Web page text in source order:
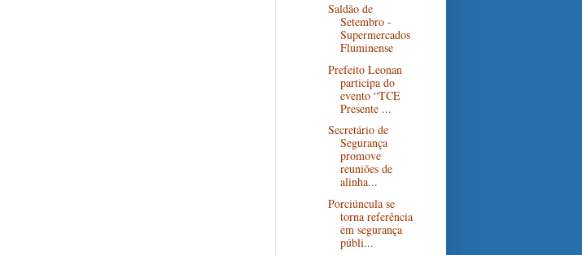
Saldão de
Setembro -
Supermercados
Fluminense
Prefeito Leonan
participa do
evento “TCE
Presente ...
Secretário de
Segurança
promove
reuniões de
alinha...
Porciúncula se
torna referência
em segurança
públi...